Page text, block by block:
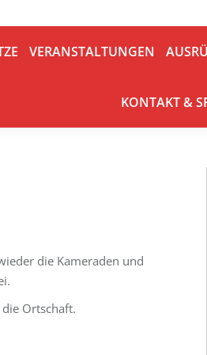
VERANSTALTUNGEN
KONTAKT &
die Kameraden und
Ortschaft.
VERANSTALTUNGEN